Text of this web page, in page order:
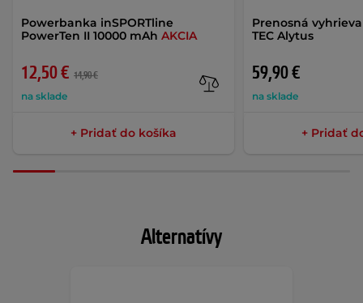
Powerbanka inSPORTline
PowerTen II 10000 mAh AKCIA
12,50 € 14,90 €
na sklade
+ Pridať do košíka
Prenosná
TEC Alytus
59,90 €
na sklade
+ Pridať
Alternatívy